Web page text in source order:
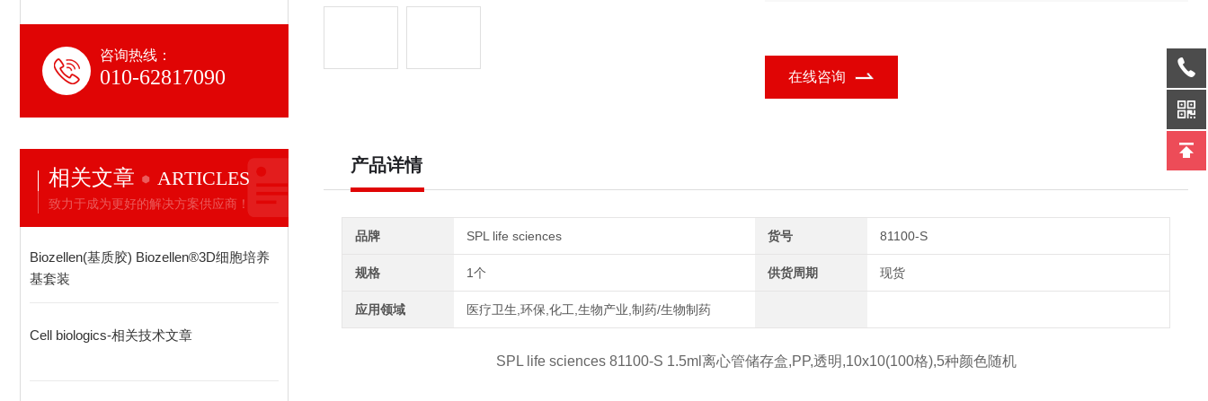
咨询热线：
010-62817090
相关文章 ARTICLES
致力于成为更好的解决方案供应商！
Biozellen(基质胶) Biozellen®3D细胞培养
基套装
Cell biologics-相关技术文章
在线咨询
产品详情
品牌 SPL life sciences 货号 81100-S
规格 1个 供货周期 现货
应用领域 医疗卫生,环保,化工,生物产业,制药/生物制药
SPL life sciences 81100-S 1.5ml离心管储存盒,PP,透明,10x10(100格),5种颜色随机